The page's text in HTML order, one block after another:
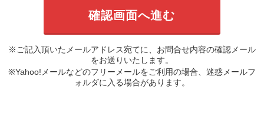
※ご記入頂いたメールアドレス宛てに、お問合せ内容の確認メール
をお送りいたします。
※Yahoo!メールなどのフリーメールをご利用の場合、迷惑メールフ
ォルダに入る場合があります。